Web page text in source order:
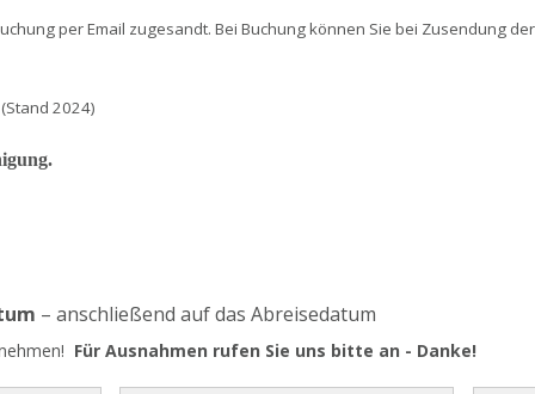
per Email zugesandt. Bei Buchung können Sie bei Zusendung
2024)
– anschließend auf das Abreisedatum
Für Ausnahmen rufen Sie uns bitte an - Danke!